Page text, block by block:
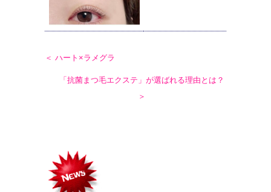
＜ ハート×ラメグラ
「抗菌まつ毛エクステ」が選ばれる理由とは？
＞